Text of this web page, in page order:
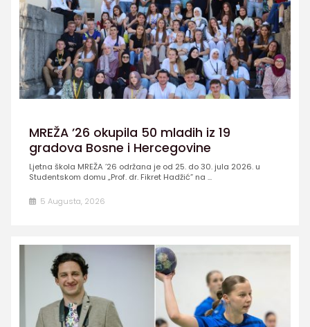
MREŽA ’26 okupila 50 mladih iz 19
gradova Bosne i Hercegovine
Ljetna škola MREŽA ’26 održana je od 25. do 30. jula 2026. u
Studentskom domu „Prof. dr. Fikret Hadžić” na ...
5 Augusta, 2026